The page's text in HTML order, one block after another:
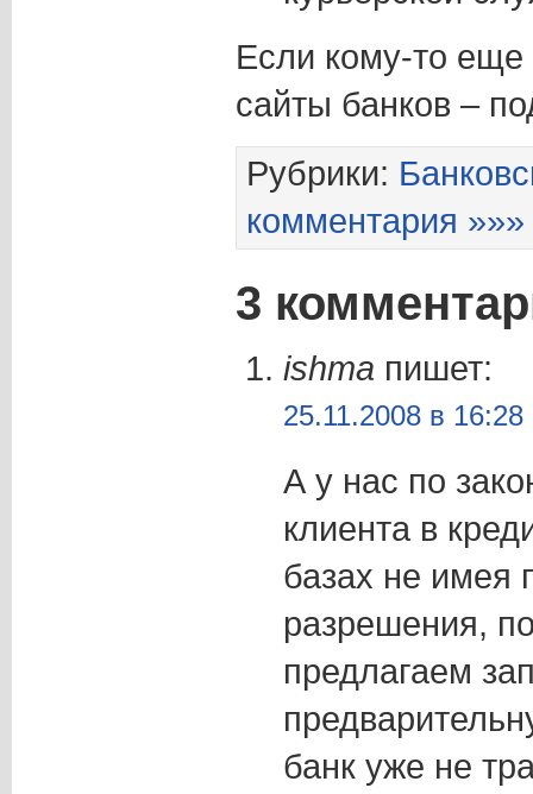
Если кому-то еще
сайты банков –
Рубрики:
комментария »»»
3
ishma пишет:
25.11.2008 в 16:28
А у нас по
клиента в
базах не имея
разрешения,
предлагаем
банк уже не